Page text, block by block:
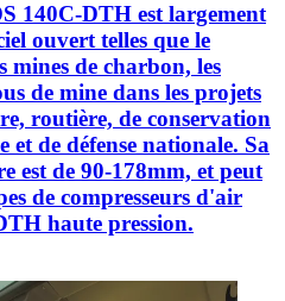
140C-DTH est largement
ouvert telles que le
mines de charbon, les
de mine dans les projets
routière, de conservation
et de défense nationale. Sa
est de 90-178mm, et peut
de compresseurs d'air
haute pression.